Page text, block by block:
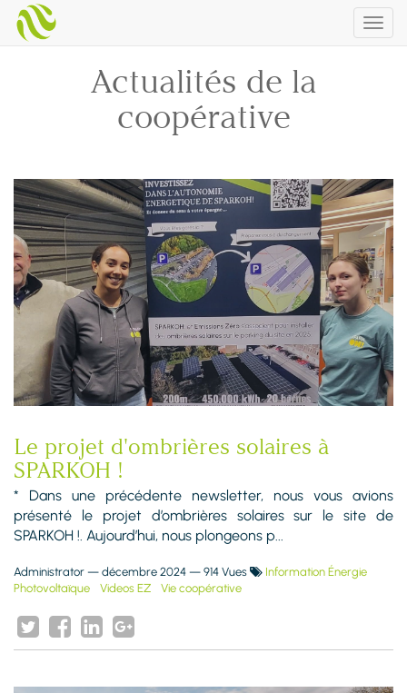
Actualités de la
coopérative
Le projet d'ombrières solaires à
SPARKOH !
* Dans une précédente newsletter, nous vous avions
présenté le projet d’ombrières solaires sur le site de
SPARKOH !. Aujourd’hui, nous plongeons p...
Administrator — décembre 2024 — 914 Vues
Information Énergie
Photovoltaïque
Videos EZ Vie coopérative